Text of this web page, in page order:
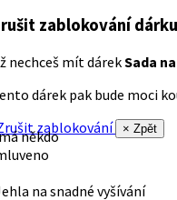
zablokování dárku
nechceš mít dárekSada
dárek pak bude moci
zablokování
× Zpět
někdo